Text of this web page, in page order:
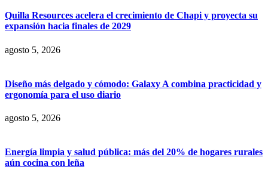
Quilla Resources acelera el crecimiento de Chapi y proyecta su
expansión hacia finales de 2029
agosto 5, 2026
Diseño más delgado y cómodo: Galaxy A combina practicidad y
ergonomía para el uso diario
agosto 5, 2026
Energía limpia y salud pública: más del 20% de hogares rurales
aún cocina con leña